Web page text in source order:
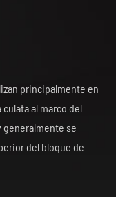
principalmente en
al marco del
generalmente se
del bloque de